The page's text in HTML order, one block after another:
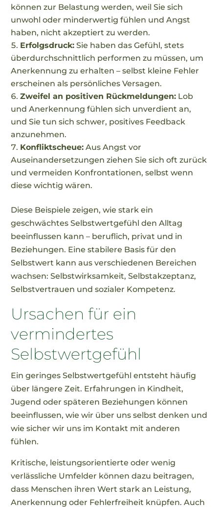
können zur Belastung werden, weil Sie sich
unwohl oder minderwertig fühlen und Angst
haben, nicht akzeptiert zu werden.
Erfolgsdruck: Sie haben das Gefühl, stets
überdurchschnittlich performen zu müssen, um
Anerkennung zu erhalten – selbst kleine Fehler
erscheinen als persönliches Versagen.
Zweifel an positiven Rückmeldungen: Lob
und Anerkennung fühlen sich unverdient an,
und Sie tun sich schwer, positives Feedback
anzunehmen.
Konfliktscheue: Aus Angst vor
Auseinandersetzungen ziehen Sie sich oft zurück
und vermeiden Konfrontationen, selbst wenn
diese wichtig wären.
Diese Beispiele zeigen, wie stark ein
geschwächtes Selbstwertgefühl den Alltag
beeinflussen kann – beruflich, privat und in
Beziehungen. Eine stabilere Basis für den
Selbstwert kann aus verschiedenen Bereichen
wachsen: Selbstwirksamkeit, Selbstakzeptanz,
Selbstvertrauen und sozialer Kompetenz.
Ursachen für ein
vermindertes
Selbstwertgefühl
Ein geringes Selbstwertgefühl entsteht häufig
über längere Zeit. Erfahrungen in Kindheit,
Jugend oder späteren Beziehungen können
beeinflussen, wie wir über uns selbst denken und
wie sicher wir uns im Kontakt mit anderen
fühlen.
Kritische, leistungsorientierte oder wenig
verlässliche Umfelder können dazu beitragen,
dass Menschen ihren Wert stark an Leistung,
Anerkennung oder Fehlerfreiheit knüpfen. Auch